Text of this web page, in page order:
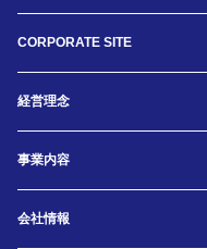
CORPORATE SITE
経営理念
事業内容
会社情報